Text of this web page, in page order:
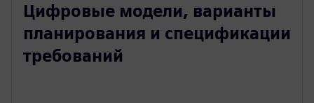
Цифровые модели, варианты
планирования и спецификации
требований